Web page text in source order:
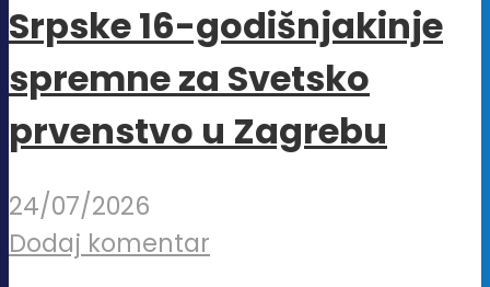
Srpske 16-godišnjakinje
spremne za Svetsko
prvenstvo u Zagrebu
24/07/2026
Dodaj komentar